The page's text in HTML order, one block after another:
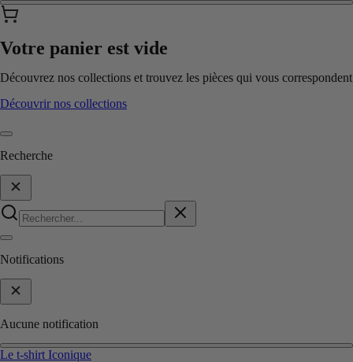
Votre panier est vide
Découvrez nos collections et trouvez les pièces qui vous correspondent
Découvrir nos collections
Recherche
Notifications
Aucune notification
Le t-shirt Iconique